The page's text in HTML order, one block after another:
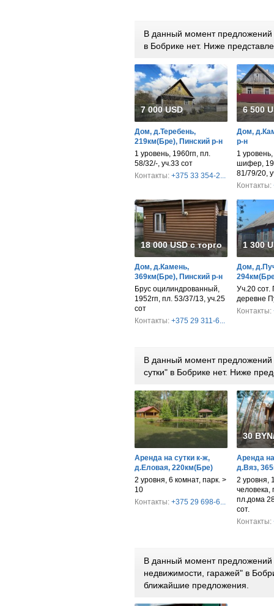
В данный момент предложений
в Бобрике нет. Ниже
7 000 USD
Дом, д.Теребень,
219км(Бре), Пинский р-н
1 уровень, 1960гп, пл.
58/32/-, уч.33 сот
Контакты: +375 33 354-2...
6 500
Дом,
р-н
1
шифер,
81/79/20,
Контакты:
18 000 USD с торгом
Дом, д.Камень,
369км(Бре), Пинский р-н
Брус оцилиндрованный,
1952гп, пл. 53/37/13, уч.25
сот
Контакты: +375 29 311-6...
1 300
Дом,
Уч.20
деревне
Контакты:
В данный момент
сутки" в Бобрике нет. Ниже
Аренда на сутки к-ж,
д.Еловая, 220км(Бре)
2 уровня, 6 комнат, парк. >
10
Контакты: +375 29 698-6...
30
Аренда
д.Вяз,
2 уровня,
человека,
пл.дома
сот.
Контакты:
В данный момент
недвижимости, гаражей" в
ближайшие предложения.